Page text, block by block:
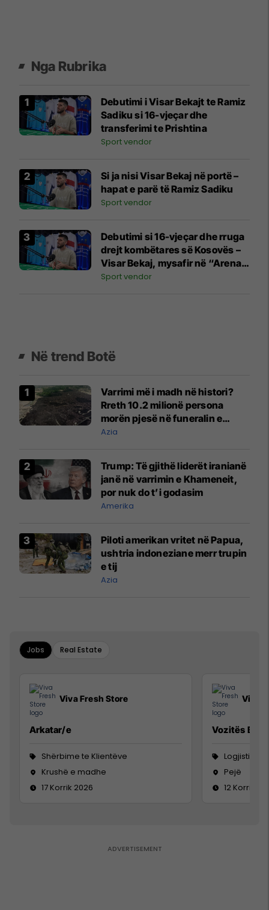
Nga Rubrika
Debutimi i Visar Bekajt te Ramiz
Sadiku si 16-vjeçar dhe
transferimi te Prishtina
Sport vendor
Si ja nisi Visar Bekaj në portë –
hapat e parë të Ramiz Sadiku
Sport vendor
Debutimi si 16-vjeçar dhe rruga
drejt kombëtares së Kosovës –
Visar Bekaj, mysafir në “Arena e
Yjeve”
Sport vendor
Në trend Botë
Varrimi më i madh në histori?
Rreth 10.2 milionë persona
morën pjesë në funeralin e
liderit të Iranit në 1989
Azia
Trump: Të gjithë liderët iranianë
janë në varrimin e Khameneit,
por nuk do t’i godasim
Amerika
Piloti amerikan vritet në Papua,
ushtria indoneziane merr trupin
e tij
Azia
Jobs Real Estate
Viva Fresh Store
Arkatar/e
Shërbime te Klientëve
Krushë e madhe
17 Korrik 2026
Viva
Vozitës B
Logjistikë
Pejë
12 Korrik